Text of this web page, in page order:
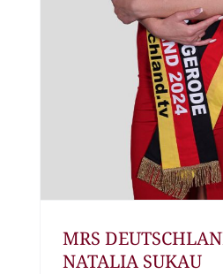
MRS
NATALIA SUKAU